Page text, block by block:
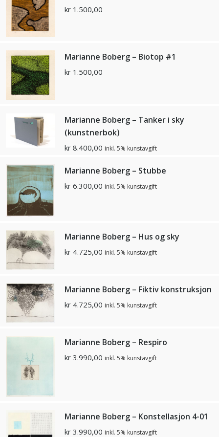
kr 1.500,00
Marianne Boberg – Biotop #1
kr 1.500,00
Marianne Boberg – Tanker i sky
(kunstnerbok)
kr 8.400,00 inkl. 5% kunstavgift
Marianne Boberg – Stubbe
kr 6.300,00 inkl. 5% kunstavgift
Marianne Boberg – Hus og sky
kr 4.725,00 inkl. 5% kunstavgift
Marianne Boberg – Fiktiv konstruksjon
kr 4.725,00 inkl. 5% kunstavgift
Marianne Boberg – Respiro
kr 3.990,00 inkl. 5% kunstavgift
Marianne Boberg – Konstellasjon 4-01
kr 3.990,00 inkl. 5% kunstavgift